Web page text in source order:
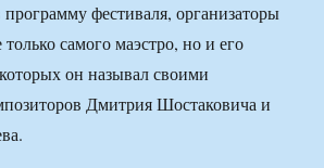
фестиваля, организаторы
самого маэстро, но и его
он называл своими
Дмитрия Шостаковича и